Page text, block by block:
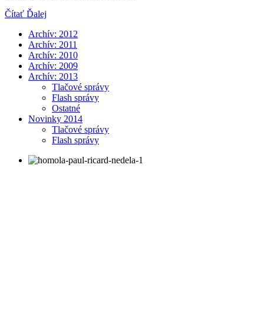
Čítať Ďalej
Archív: 2012
Archív: 2011
Archív: 2010
Archív: 2009
Archív: 2013
Tlačové správy
Flash správy
Ostatné
Novinky 2014
Tlačové správy
Flash správy